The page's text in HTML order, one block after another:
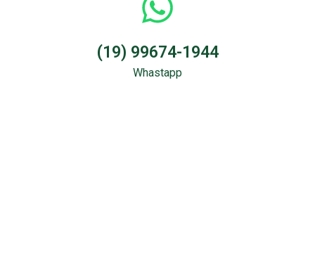
(19) 99674-1944
Whastapp